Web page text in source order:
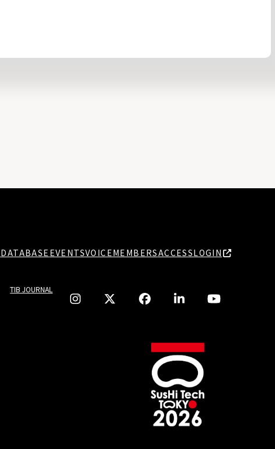
DATABASE EVENTSVOICEMEMBERSACCESSLOGIN
TIB JOURNAL